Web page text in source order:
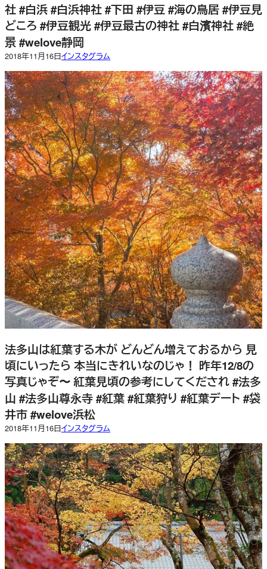
社 #白浜 #白浜神社 #下田 #伊豆 #海の鳥居 #伊豆見
どころ #伊豆観光 #伊豆最古の神社 #白濱神社 #絶
景 #welove静岡
2018年11月16日インスタグラム
法多山は紅葉する木が どんどん増えておるから 見
頃にいったら 本当にきれいなのじゃ！ 昨年12/8の
写真じゃぞ〜 紅葉見頃の参考にしてくだされ #法多
山 #法多山尊永寺 #紅葉 #紅葉狩り #紅葉デート #袋
井市 #welove浜松
2018年11月16日インスタグラム